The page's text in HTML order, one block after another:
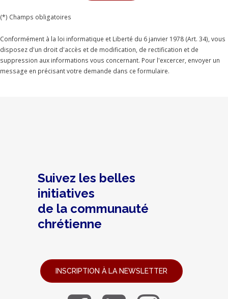
(*) Champs obligatoires
Conformément à la loi informatique et Liberté du 6 janvier 1978 (Art. 34), vous
disposez d'un droit d'accès et de modification, de rectification et de
suppression aux informations vous concernant. Pour l'excercer, envoyer un
message en précisant votre demande dans ce formulaire.
Suivez les belles
initiatives
de la communauté
chrétienne
INSCRIPTION À LA NEWSLETTER